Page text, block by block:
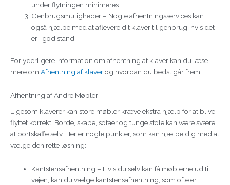
under flytningen minimeres.
Genbrugsmuligheder – Nogle afhentningsservices kan
også hjælpe med at aflevere dit klaver til genbrug, hvis det
er i god stand.
For yderligere information om afhentning af klaver kan du læse
mere om Afhentning af klaverog hvordan du bedst går frem.
Afhentning af Andre Møbler
Ligesom klaverer kan store møbler kræve ekstra hjælp for at blive
flyttet korrekt. Borde, skabe, sofaer og tunge stole kan være svære
at bortskaffe selv. Her er nogle punkter, som kan hjælpe dig med at
vælge den rette løsning:
Kantstensafhentning – Hvis du selv kan få møblerne ud til
vejen, kan du vælge kantstensafhentning, som ofte er